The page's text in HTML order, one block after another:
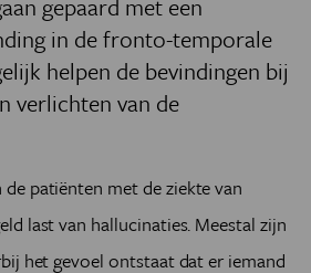
gepaard met een
in de fronto-temporale
helpen de bevindingen bij
verlichten van de
patiënten met de ziekte van
last van hallucinaties. Meestal zijn
het gevoel ontstaat dat er iemand